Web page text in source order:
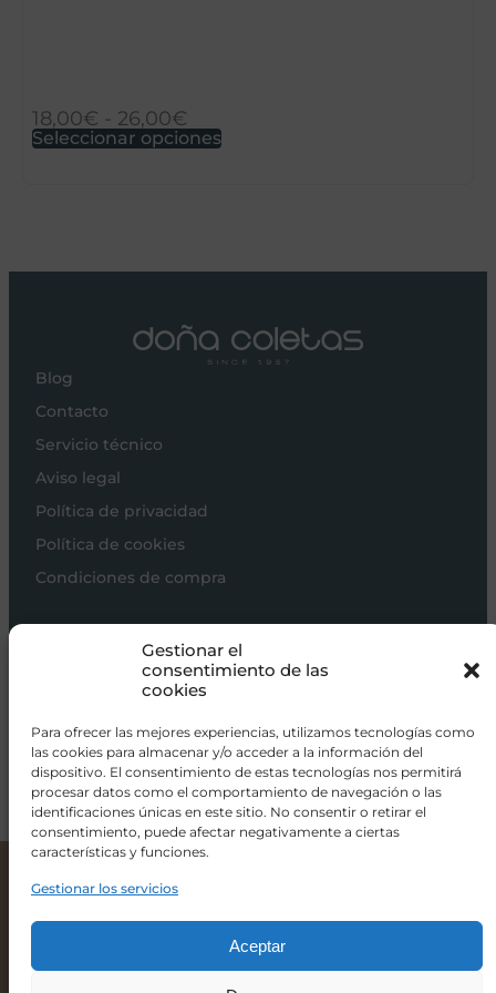
Gestionar el
consentimiento de las
cookies
Para ofrecer las mejores experiencias, utilizamos tecnologías como
las cookies para almacenar y/o acceder a la información del
dispositivo. El consentimiento de estas tecnologías nos permitirá
procesar datos como el comportamiento de navegación o las
identificaciones únicas en este sitio. No consentir o retirar el
consentimiento, puede afectar negativamente a ciertas
características y funciones.
Gestionar los servicios
Aceptar
Color
18,00€ - 26,00€
Seleccionar opciones
Blog
Contacto
Servicio técnico
Aviso legal
Política de privacidad
Política de cookies
Condiciones de compra
Carros de bebé
Sillas de paseo
Alimentación
Hogar
Viajar
info@donacoletas.com
+34 91 626 62 75
Accesorios para bebés en Las Rozas